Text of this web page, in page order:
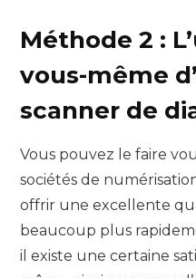
Méthode 2 :
vous-même
scanner de
Vous pouvez le faire
sociétés de
offrir une excellente
beaucoup plus
il existe une certaine